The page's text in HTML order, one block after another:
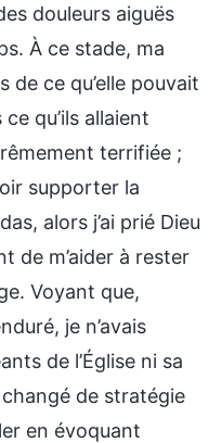
douleurs aiguës
À ce stade, ma
ce qu’elle pouvait
qu’ils allaient
terrifiée ;
supporter la
alors j’ai prié Dieu
de m’aider à rester
Voyant que,
je n’avais
de l’Église ni sa
de stratégie
en évoquant